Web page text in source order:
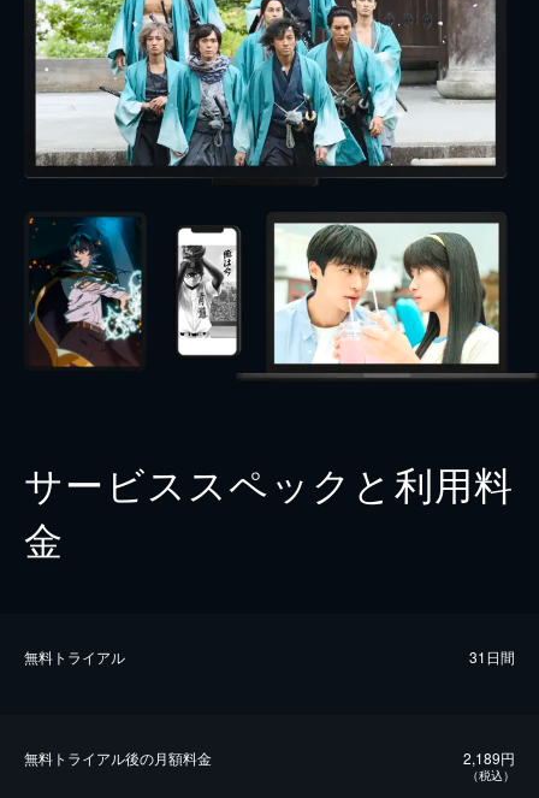
サービススペックと利用料
金
無料トライアル 31日間
無料トライアル後の⽉額料金 2,189円
（税込）